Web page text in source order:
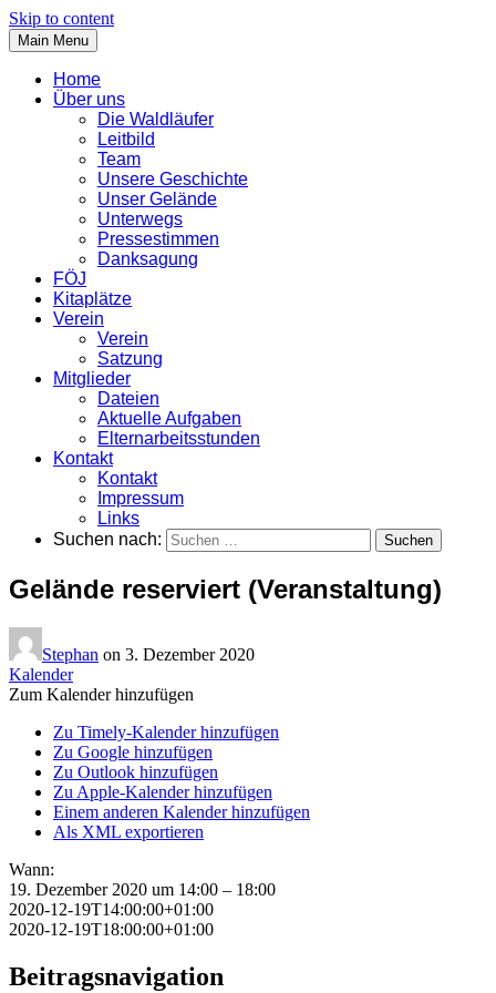
Skip to content
Main Menu
Home
Über uns
Die Waldläufer
Leitbild
Team
Unsere Geschichte
Unser Gelände
Unterwegs
Pressestimmen
Danksagung
FÖJ
Kitaplätze
Verein
Verein
Satzung
Mitglieder
Dateien
Aktuelle Aufgaben
Elternarbeitsstunden
Kontakt
Kontakt
Impressum
Links
Suchen nach:
Gelände reserviert (Veranstaltung)
Stephan on 3. Dezember 2020
Kalender
Zum Kalender hinzufügen
Zu Timely-Kalender hinzufügen
Zu Google hinzufügen
Zu Outlook hinzufügen
Zu Apple-Kalender hinzufügen
Einem anderen Kalender hinzufügen
Als XML exportieren
Wann:
19. Dezember 2020 um 14:00 – 18:00
2020-12-19T14:00:00+01:00
2020-12-19T18:00:00+01:00
Beitragsnavigation